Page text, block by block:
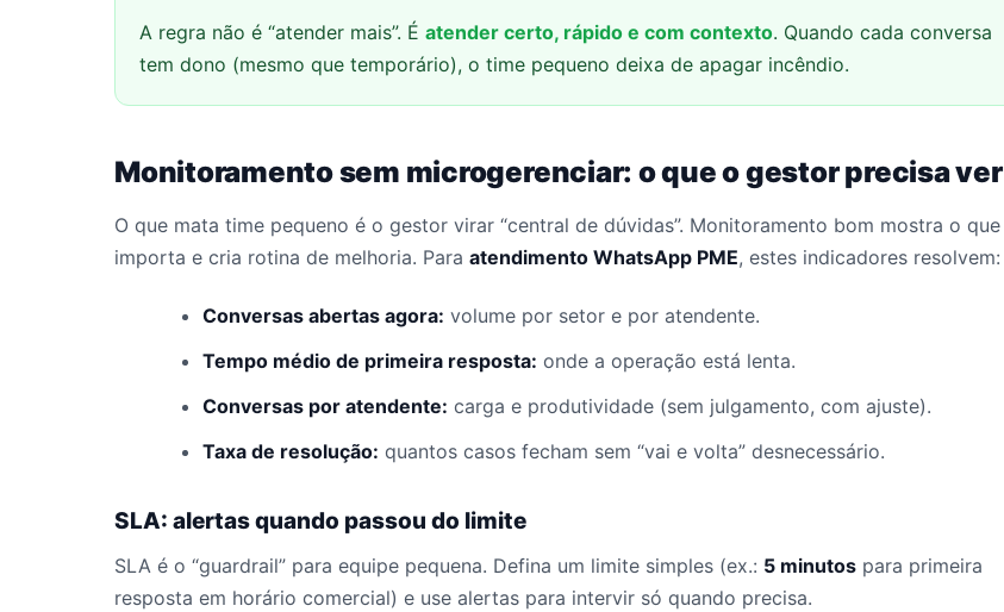
A regra não é “atender mais”. É atender certo, rápido e com contexto. Quando cada conversa
tem dono (mesmo que temporário), o time pequeno deixa de apagar incêndio.
Monitoramento sem microgerenciar: o que o gestor precisa ver
O que mata time pequeno é o gestor virar “central de dúvidas”. Monitoramento bom mostra o que
importa e cria rotina de melhoria. Para atendimento WhatsApp PME, estes indicadores resolvem:
Conversas abertas agora: volume por setor e por atendente.
Tempo médio de primeira resposta: onde a operação está lenta.
Conversas por atendente: carga e produtividade (sem julgamento, com ajuste).
Taxa de resolução: quantos casos fecham sem “vai e volta” desnecessário.
SLA: alertas quando passou do limite
SLA é o “guardrail” para equipe pequena. Defina um limite simples (ex.: 5 minutos para primeira
resposta em horário comercial) e use alertas para intervir só quando precisa.